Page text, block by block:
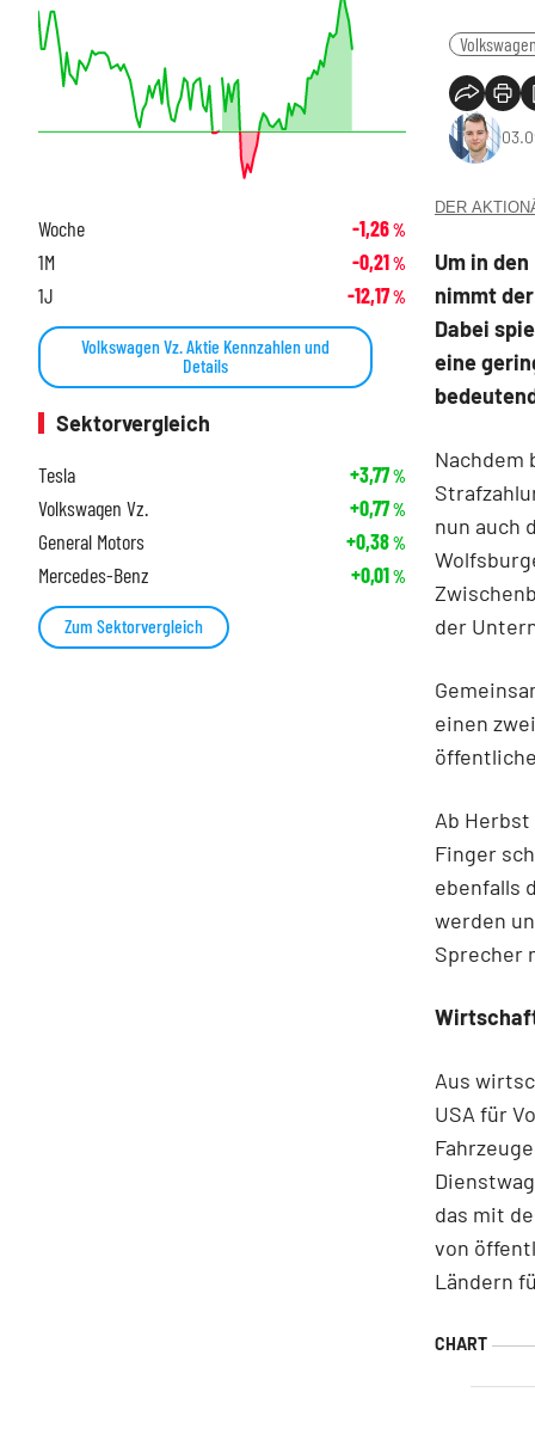
Volkswagen
DER
Um in
nimmt
Dabei
eine
Nachdem
nun auch
der
einen
Ab
Finger
ebenfalls
werden
Sprecher
Aus
USA für
das mit
von
Ländern
Woche -1,26%
1M -0,21%
1J -12,17%
Volkswagen Vz. Aktie Kennzahlen und
Details
Sektorvergleich
Tesla
+3,77%
Volkswagen Vz. +0,77%
General Motors +0,38%
Mercedes-Benz +0,01%
Zum Sektorvergleich